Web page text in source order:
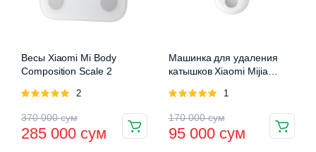
Весы Xiaomi Mi Body
Composition Scale 2
Оценка
2
370 000сум
285 000 сум
Машинка для удаления
катышков Xiaomi Mijia
Оценка
1
170 000сум
95 000 сум